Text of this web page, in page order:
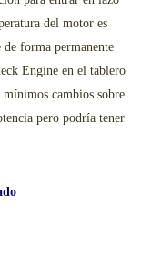
del motor es
forma permanente
Engine en el tablero
cambios sobre
pero podría tener